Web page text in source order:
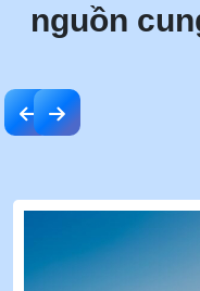
nguồn